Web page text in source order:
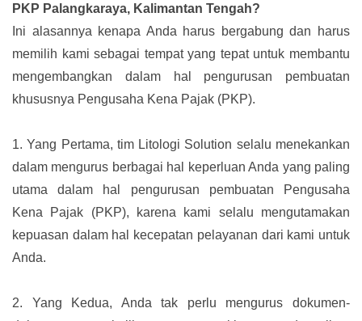
PKP Palangkaraya, Kalimantan Tengah?
Ini alasannya kenapa Anda harus bergabung dan harus
memilih kami sebagai tempat yang tepat untuk membantu
mengembangkan dalam hal pengurusan pembuatan
khususnya Pengusaha Kena Pajak (PKP).
1. Yang Pertama, tim Litologi Solution selalu menekankan
dalam mengurus berbagai hal keperluan Anda yang paling
utama dalam hal pengurusan pembuatan Pengusaha
Kena Pajak (PKP), karena kami selalu mengutamakan
kepuasan dalam hal kecepatan pelayanan dari kami untuk
Anda.
2.
Yang Kedua, Anda tak perlu mengurus dokumen-